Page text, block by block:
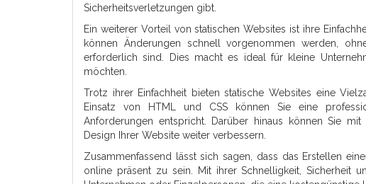
Sicherheitsverletzungen gibt.
Ein weiterer Vorteil von statischen Websites ist ihre
können Änderungen schnell vorgenommen werden,
erforderlich sind. Dies macht es ideal für kleine
möchten.
Trotz ihrer Einfachheit bieten statische Websites eine
Einsatz von HTML und CSS können Sie eine
Anforderungen entspricht. Darüber hinaus können Sie
Design Ihrer Website weiter verbessern.
Zusammenfassend lässt sich sagen, dass das Erstellen
online präsent zu sein. Mit ihrer Schnelligkeit, Sicherheit